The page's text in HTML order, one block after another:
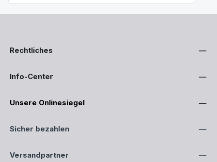
Rechtliches
Info-Center
Unsere Onlinesiegel
Sicher bezahlen
Versandpartner